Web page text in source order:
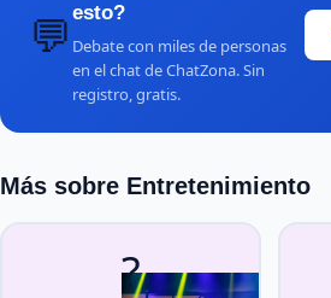
💬 esto?
Debate con miles de personas
en el chat de ChatZona. Sin
registro, gratis.
Más sobre Entretenimiento
?